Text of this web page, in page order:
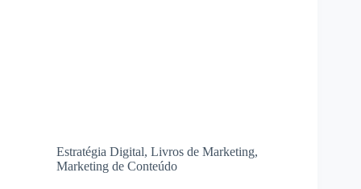
Estratégia Digital, Livros de Marketing,
Marketing de Conteúdo